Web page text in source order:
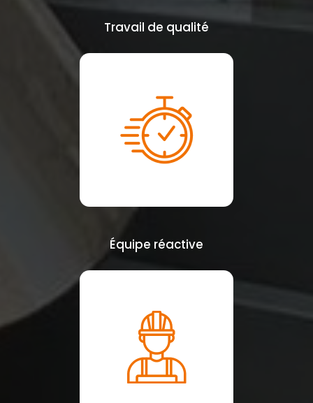
Travail de qualité
Équipe réactive